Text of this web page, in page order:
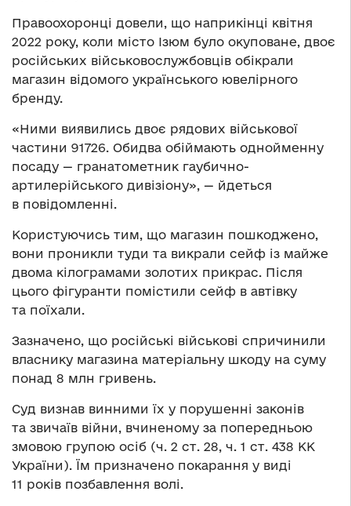
Правоохоронці довели, що наприкінці квітня
2022 року, коли місто Ізюм було окуповане, двоє
російських військовослужбовців обікрали
магазин відомого українського ювелірного
бренду.
«Ними виявились двоє рядових військової
частини 91726. Обидва обіймають однойменну
посаду — гранатометник гаубично-
артилерійського дивізіону», — йдеться
в повідомленні.
Користуючись тим, що магазин пошкоджено,
вони проникли туди та викрали сейф із майже
двома кілограмами золотих прикрас. Після
цього фігуранти помістили сейф в автівку
та поїхали.
Зазначено, що російські військові спричинили
власнику магазина матеріальну шкоду на суму
понад 8 млн гривень.
Суд визнав винними їх у порушенні законів
та звичаїв війни, вчиненому за попередньою
змовою групою осіб (ч. 2 ст. 28, ч. 1 ст. 438 КК
України). Їм призначено покарання у виді
11 років позбавлення волі.